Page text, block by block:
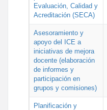
Evaluación, Calidad y
Acreditación (SECA)
Asesoramiento y
apoyo del ICE a
iniciativas de mejora
docente (elaboración
de informes y
participación en
grupos y comisiones)
Planificación y